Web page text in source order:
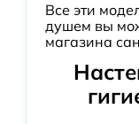
Все эти
душем вы
магазина